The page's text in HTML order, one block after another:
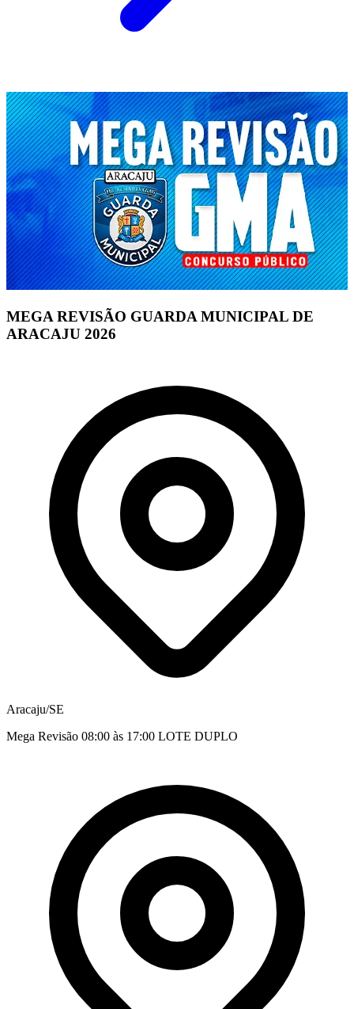
MEGA REVISÃO GUARDA MUNICIPAL DE
ARACAJU 2026
Aracaju/SE
Mega Revisão 08:00 às 17:00 LOTE DUPLO